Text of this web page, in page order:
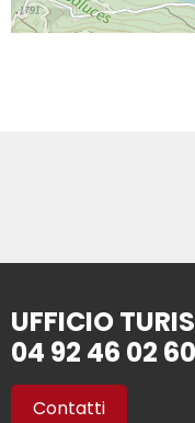
UFFICIO
04 92 46 02 60
Contatti